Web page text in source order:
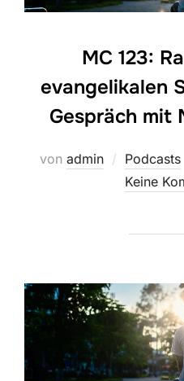
MC 123:
evangelikalen
Gespräch mit
von admin Podcasts
Keine